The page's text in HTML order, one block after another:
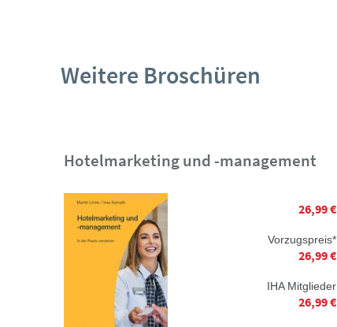
Weitere Broschüren
Hotelmarketing und -management
26,99 €
Vorzugspreis*
26,99 €
IHA Mitglieder
26,99 €